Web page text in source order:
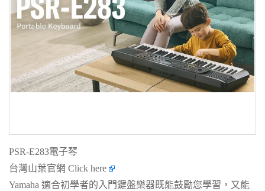
PSR-E283電子琴
台灣山葉官網 Click here
Yamaha 適合初學者的入門鍵盤樂器既能鼓勵您學習，又能